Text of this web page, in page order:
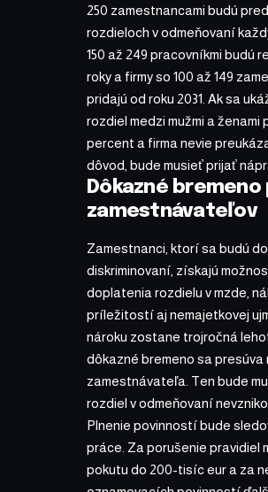
250 zamestnancami budú
rozdieloch v odmeňovaní
150 až 249 pracovníkmi budú
roky a firmy so 100 až 149
pridajú od roku 2031. Ak sa
rozdiel medzi mužmi a ženami
percent a firma nevie
dôvod, bude musieť prijať
Dôkazné bremeno
zamestnávateľov
Zamestnanci, ktorí sa budú
diskriminovaní, získajú
doplatenia rozdielu v mzde,
príležitostí aj nemajetkovej
nároku zostane trojročná
dôkazné bremeno sa presúva
zamestnávateľa. Ten bude
rozdiel v odmeňovaní
Plnenie povinností bude
práce. Za porušenie pravidiel
pokutu do 200-tisíc eur a za